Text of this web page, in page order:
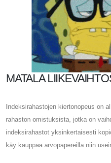
MATALA
Indeksirahastojen kiertonopeus on
rahaston omistuksista, jotka on
indeksirahastot yksinkertaisesti
käy kauppaa arvopapereilla niin